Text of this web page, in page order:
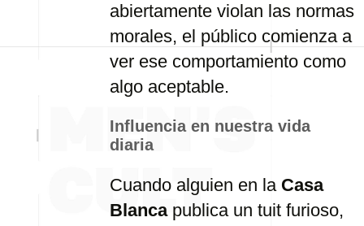
abiertamente violan las normas
morales, el público comienza a
ver ese comportamiento como
algo aceptable.
Influencia en nuestra vida
diaria
Cuando alguien en la Casa
Blanca publica un tuit furioso,